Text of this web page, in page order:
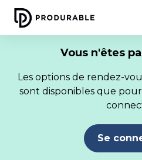
Vous n'êtes
Les options de rendez-
sont disponibles que
Se